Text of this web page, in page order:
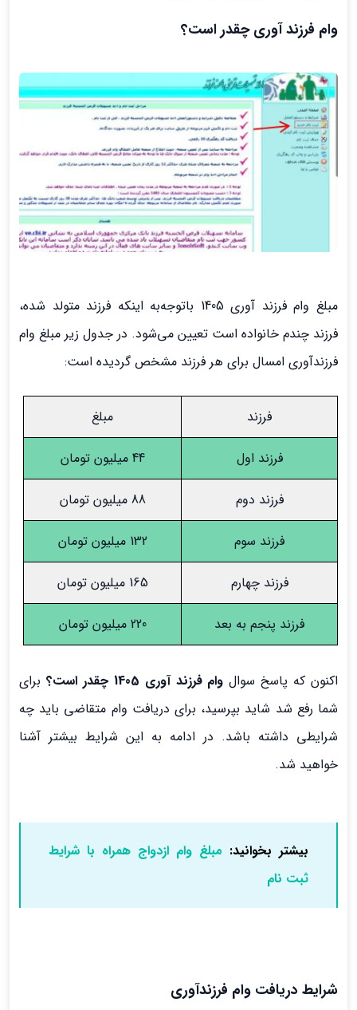
وام فرزند آوری چقدر است؟
مبلغ وام فرزند آوری 1405 باتوجه‌به اینکه فرزند متولد شده،
فرزند چندم خانواده است تعیین می‌شود‌. در جدول زیر مبلغ وام
فرزندآوری امسال برای هر فرزند مشخص گردیده است:
فرزند مبلغ
فرزند اول 44 میلیون تومان
فرزند دوم 88 میلیون تومان
فرزند سوم 132 میلیون تومان
فرزند چهارم 165 میلیون تومان
فرزند پنجم به بعد 220 میلیون تومان
اکنون که پاسخ سوال وام فرزند آوری 1405 چقدر است؟
برای
شما رفع شد شاید بپرسید، برای دریافت وام متقاضی باید چه
شرایطی داشته باشد. در ادامه به این شرایط بیشتر آشنا
خواهید شد.
بیشتر بخوانید: مبلغ وام ازدواج همراه با شرایط
ثبت نام
شرایط دریافت وام فرزندآوری